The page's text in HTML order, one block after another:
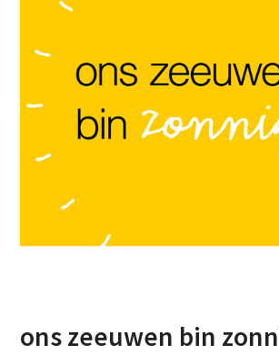
ons zeeuwen bin